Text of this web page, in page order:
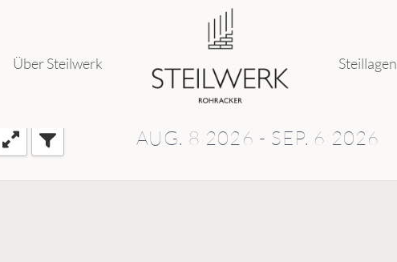
Über Steilwerk Steillagen
AUG. 8 2026 - SEP. 6 2026